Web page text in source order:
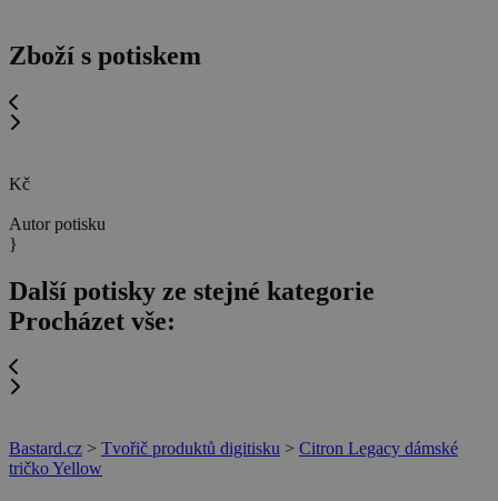
Zboží s potiskem
Kč
Autor potisku
}
Další potisky ze stejné kategorie
Procházet vše:
Bastard.cz > Tvořič produktů digitisku > Citron Legacy dámské
tričko Yellow